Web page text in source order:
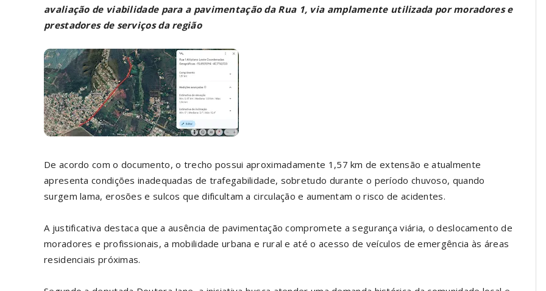
avaliação de viabilidade para a pavimentação da Rua 1, via amplamente utilizada por moradores e
prestadores de serviços da região
De acordo com o documento, o trecho possui aproximadamente 1,57 km de extensão e atualmente
apresenta condições inadequadas de trafegabilidade, sobretudo durante o período chuvoso, quando
surgem lama, erosões e sulcos que dificultam a circulação e aumentam o risco de acidentes.
A justificativa destaca que a ausência de pavimentação compromete a segurança viária, o deslocamento de
moradores e profissionais, a mobilidade urbana e rural e até o acesso de veículos de emergência às áreas
residenciais próximas.